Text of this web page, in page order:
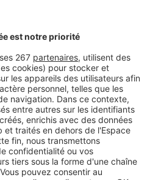
? Ce que l'on sait